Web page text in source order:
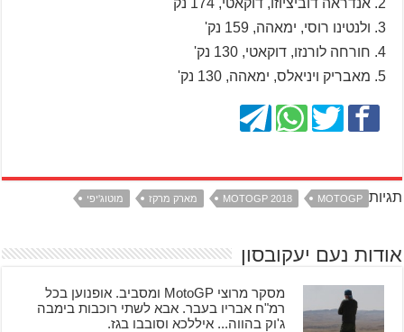
ולנטינו רוסי, ימאהה, 159 נק'
חורחה לורנזו, דוקאטי, 130 נק'
מאבריק ויניאלס, ימאהה, 130 נק'
תגיות MOTOGP
MOTOGP 2018 מארק מרקז מוטוג'יפי
אודות נעם יעקובסון
מסקר מרוצי MotoGP ומסביב. אופנוען בכל
רמ"ח אבריו בעבר. אבא לשתי רוכבות בימבה
ג'וק בהווה... איללכא וסובבו בגז.